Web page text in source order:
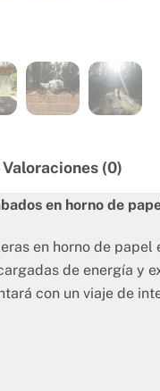
Valoraciones (0)
en horno de
en horno de
de energía y
con un viaje de